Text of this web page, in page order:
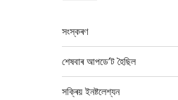
মেটা
সংস্কৰণ
শেষবাৰ আপডে’ট হৈছিল
সক্ৰিয় ইনষ্টলেশ্যন